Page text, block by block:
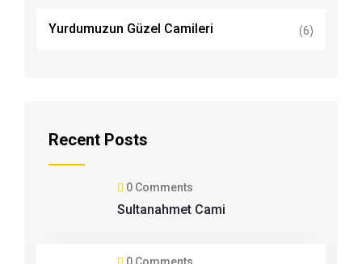
Yurdumuzun Güzel Camileri (6)
Recent Posts
0 Comments
Sultanahmet Cami